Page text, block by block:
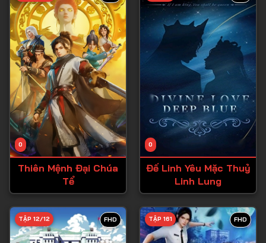
Tập 30
Tập 31
Tập 34
Tập 35
Tập 36
Tập 39
Tập 40
0
Thiên Mệnh Đại Chúa
Tể
0
Đế Linh Yêu Mặc Thuỷ
Linh Lung
FHD
TẬP 12/12 FHD
TẬP 161